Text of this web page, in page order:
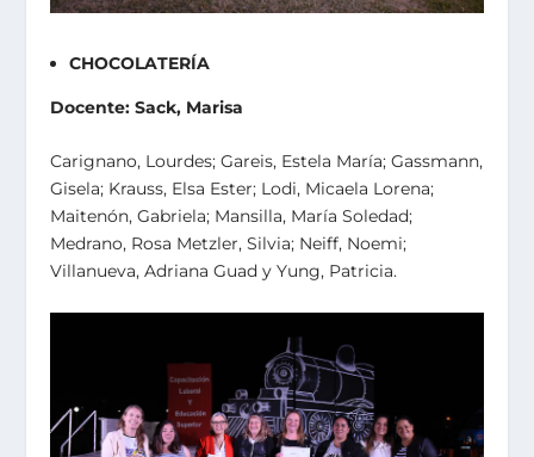
CHOCOLATERÍA
Docente: Sack, Marisa
Carignano, Lourdes; Gareis, Estela María; Gassmann,
Gisela; Krauss, Elsa Ester; Lodi, Micaela Lorena;
Maitenón, Gabriela; Mansilla, María Soledad;
Medrano, Rosa Metzler, Silvia; Neiff, Noemi;
Villanueva, Adriana Guad y Yung, Patricia.